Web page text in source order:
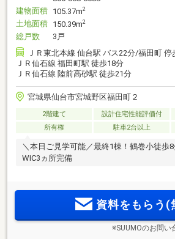
建物面積 105.37m2
土地面積 150.39m2
総戸数
3戸
ＪＲ東北本線 仙台駅 バス22分/福田町 停
ＪＲ仙石線 福田町駅 徒歩18分
ＪＲ仙石線 陸前高砂駅 徒歩21分
宮城県仙台市宮城野区福田町２
2階建て 設計住宅性能評価付
所有権
駐車2台以上
＼本日ご見学可能／最終1棟！鶴巻小徒歩
WIC3ヵ所完備
資料をもらう(
※SUUMOのお問い